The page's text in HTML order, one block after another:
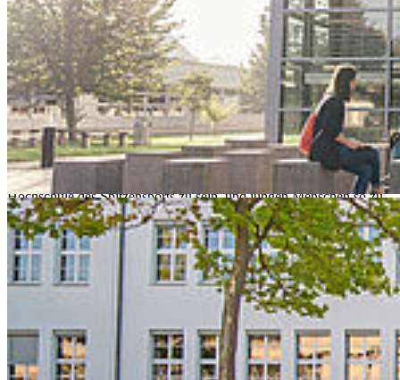
„Eine be­wuss­te Ent­schei­dung“
Unsere Mitarbeitenden wie unsere Studierenden möchten wir
ganzheitlich betrachten. Wir halten Angebote zur Vereinbarkeit mit
Familien- bzw. Pflegeaufgaben vor und sind dafür mehrfach
zertifiziert. Zudem gibt es bei uns ein Gesundheitsmanagement –
aktive Mittagspausen, Stresspräventionskurse, Sportangebote. Alle
die darüber hinaus aktiv sind, unterstützen wir – mit unserer starken
Hochschulsportgemeinschaft, und unsere potenziellen
Spitzensportler*innen sogar mit unseren Regularien. Wir sind stolz,
Hochschule des Spitzensports zu sein, und jungen Menschen so zu
ermöglichen, nicht nur außerordentliche akademische, sondern auch
sportliche Leistungen der Extraklasse zu erbringen.
Spitzensportler*innen haben für ihre Karrieren feste Termine
einzuhalten. Gleichzeitig hat eine wissenschaftliche Ausbildung für
Sportler*innen genauso einen Stellenwert wie für jeden anderen. Da
beides zu vereinen ein Spagat ist, wollen wir als Hochschule
Stralsund diese Vereinbarkeit ermöglichen und haben unsere
Regularien angepasst – bewusst.
Prof. Dr. Ralph Sonntag